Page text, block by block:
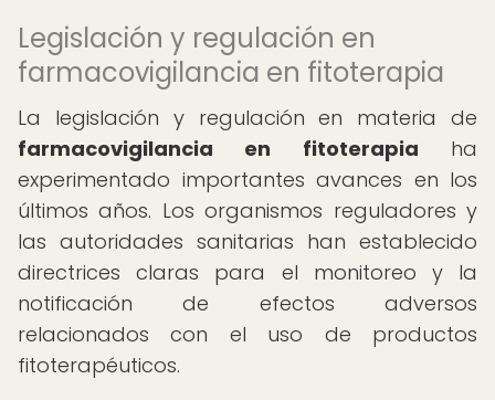
Legislación y regulación en
farmacovigilancia en fitoterapia
La legislación y regulación en materia de
farmacovigilancia en fitoterapia ha
experimentado importantes avances en los
últimos años. Los organismos reguladores y
las autoridades sanitarias han establecido
directrices claras para el monitoreo y la
notificación de efectos adversos
relacionados con el uso de productos
fitoterapéuticos.